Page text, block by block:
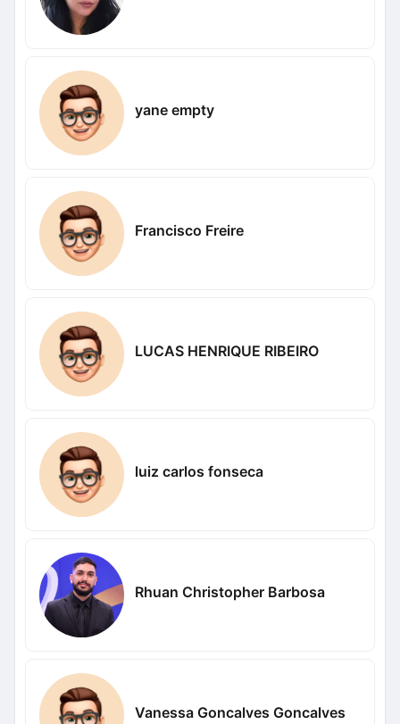
yane empty
Francisco Freire
LUCAS HENRIQUE RIBEIRO
luiz carlos fonseca
Rhuan Christopher Barbosa
Vanessa Goncalves Goncalves